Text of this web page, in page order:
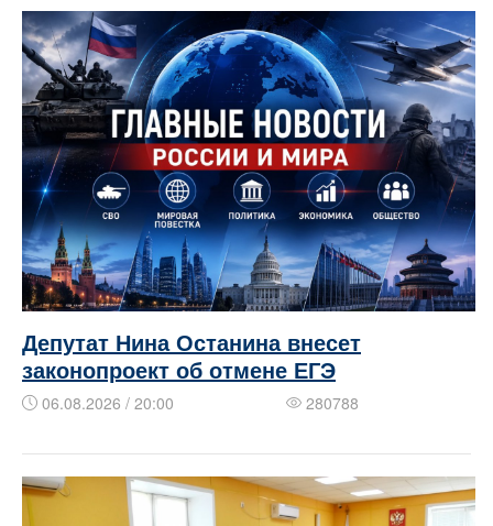
Депутат Нина Останина внесет
законопроект об отмене ЕГЭ
06.08.2026 / 20:00 280788